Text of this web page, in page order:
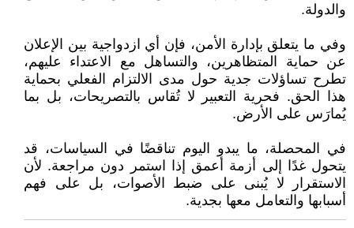
والدولة.
وفي ما يتعلق بإدارة الأمن، فإن أي ازدواجية بين الإعلان
عن حماية المتظاهرين، والتساهل مع الاعتداء عليهم،
تطرح تساؤلات جدية حول مدى الالتزام الفعلي بحماية
هذا الحق. فحرية التعبير لا تُقاس بالتصريحات، بل بما
يُمارَس على الأرض.
في المحصلة، ما يبدو اليوم تناقضًا في السياسات، قد
يتحول غدًا إلى أزمة أعمق إذا استمر دون مراجعة. لأن
الاستقرار لا يُبنى على ضبط الأصوات، بل على فهم
أسبابها والتعامل معها بجدية.